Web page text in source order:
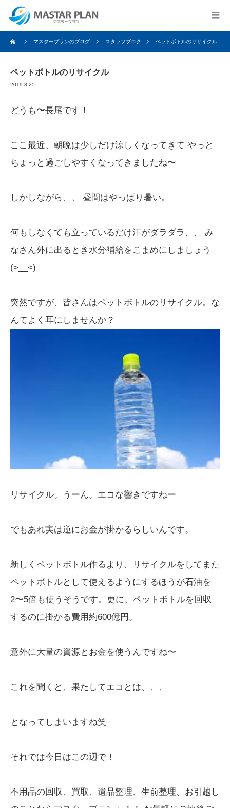
マスタープランのブログ スタッフブログ ペットボトルのリサイクル
ペットボトルのリサイクル
2019.8.25
どうも〜長尾です！
ここ最近、朝晩は少しだけ涼しくなってきて やっと
ちょっと過ごしやすくなってきましたね〜
しかしながら、、 昼間はやっぱり暑い。
何もしなくても立っているだけ汗がダラダラ、、 み
なさん外に出るとき水分補給をこまめにしましょう
(>__<)
突然ですが、皆さんはペットボトルのリサイクル。な
んてよく耳にしませんか？
リサイクル。うーん。エコな響きですねー
でもあれ実は逆にお金が掛かるらしいんです。
新しくペットボトル作るより、リサイクルをしてまた
ペットボトルとして使えるようにするほうが石油を
2〜5倍も使うそうです。更に、ペットボトルを回収
するのに掛かる費用約600億円。
意外に大量の資源とお金を使うんですね〜
これを聞くと、果たしてエコとは、、、
となってしまいますね笑
それでは今日はこの辺で！
不用品の回収、買取、遺品整理、生前整理、お引越し